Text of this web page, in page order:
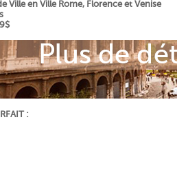
Ville en Ville Rome, Florence et Venise
: